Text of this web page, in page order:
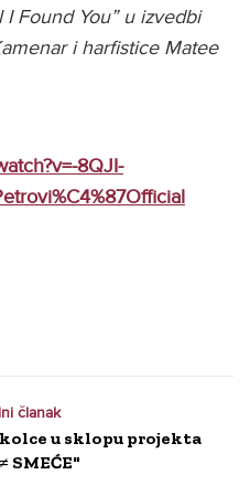
Found You” u izvedbi
i harfistice Matee
8QJI-
članak
u sklopu projekta
SMEĆE"